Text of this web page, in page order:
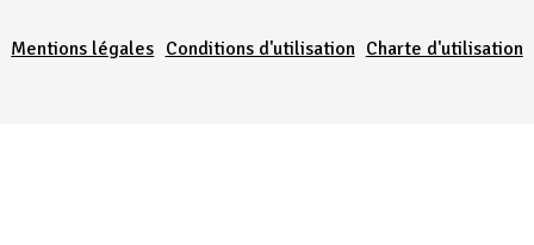
Mentions légales Conditions d'utilisation Charte d'utilisation